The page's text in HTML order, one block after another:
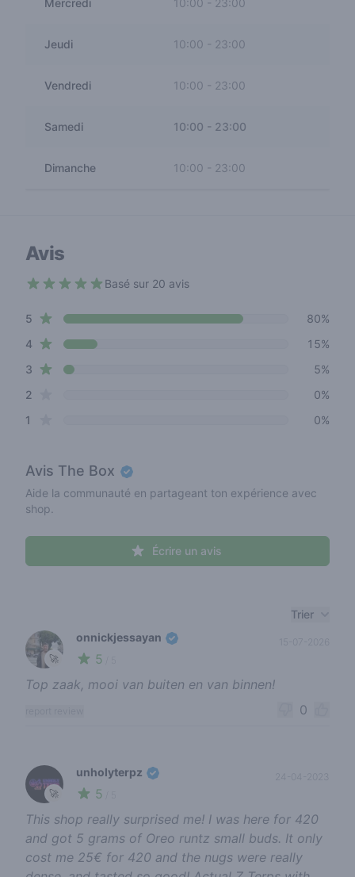
Mercredi 10:00 - 23:00
Jeudi 10:00 23:00
Vendredi 10:00 - 23:00
Samedi 10:00 - 23:00
Dimanche 10:00 - 23:00
Avis
Basé sur 20 avis
Review data
5 star reviews
80%
4star reviews
15%
3 star reviews
5%
2
0%
1
0%
Avis The Box
Aide la communauté en partageant ton expérience avec
shop.
Écrire un avis
Trier
🚀
onnickjessayan
5
Top zaak, mooi van buiten en van binnen!
0
🚀
unholyterpz
5
24-04-2023
This shop really surprised me! I was here for 420
and got 5 grams of Oreo runtz small buds. It only
cost me 25€ for 420 and the nugs were really